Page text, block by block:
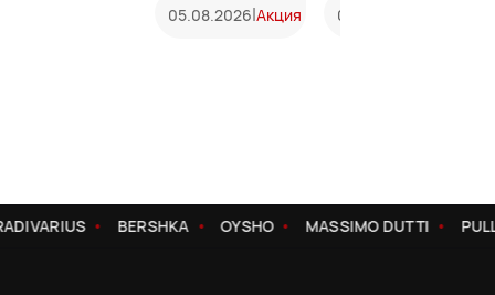
05.08.2026|Акция 05.08.2026
BERSHKA OYSHO MASSIMO DUTTI